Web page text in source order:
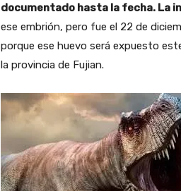
documentado hasta la fecha. La
ese embrión, pero fue el 22 de
porque ese huevo será expuesto
la provincia de Fujian.